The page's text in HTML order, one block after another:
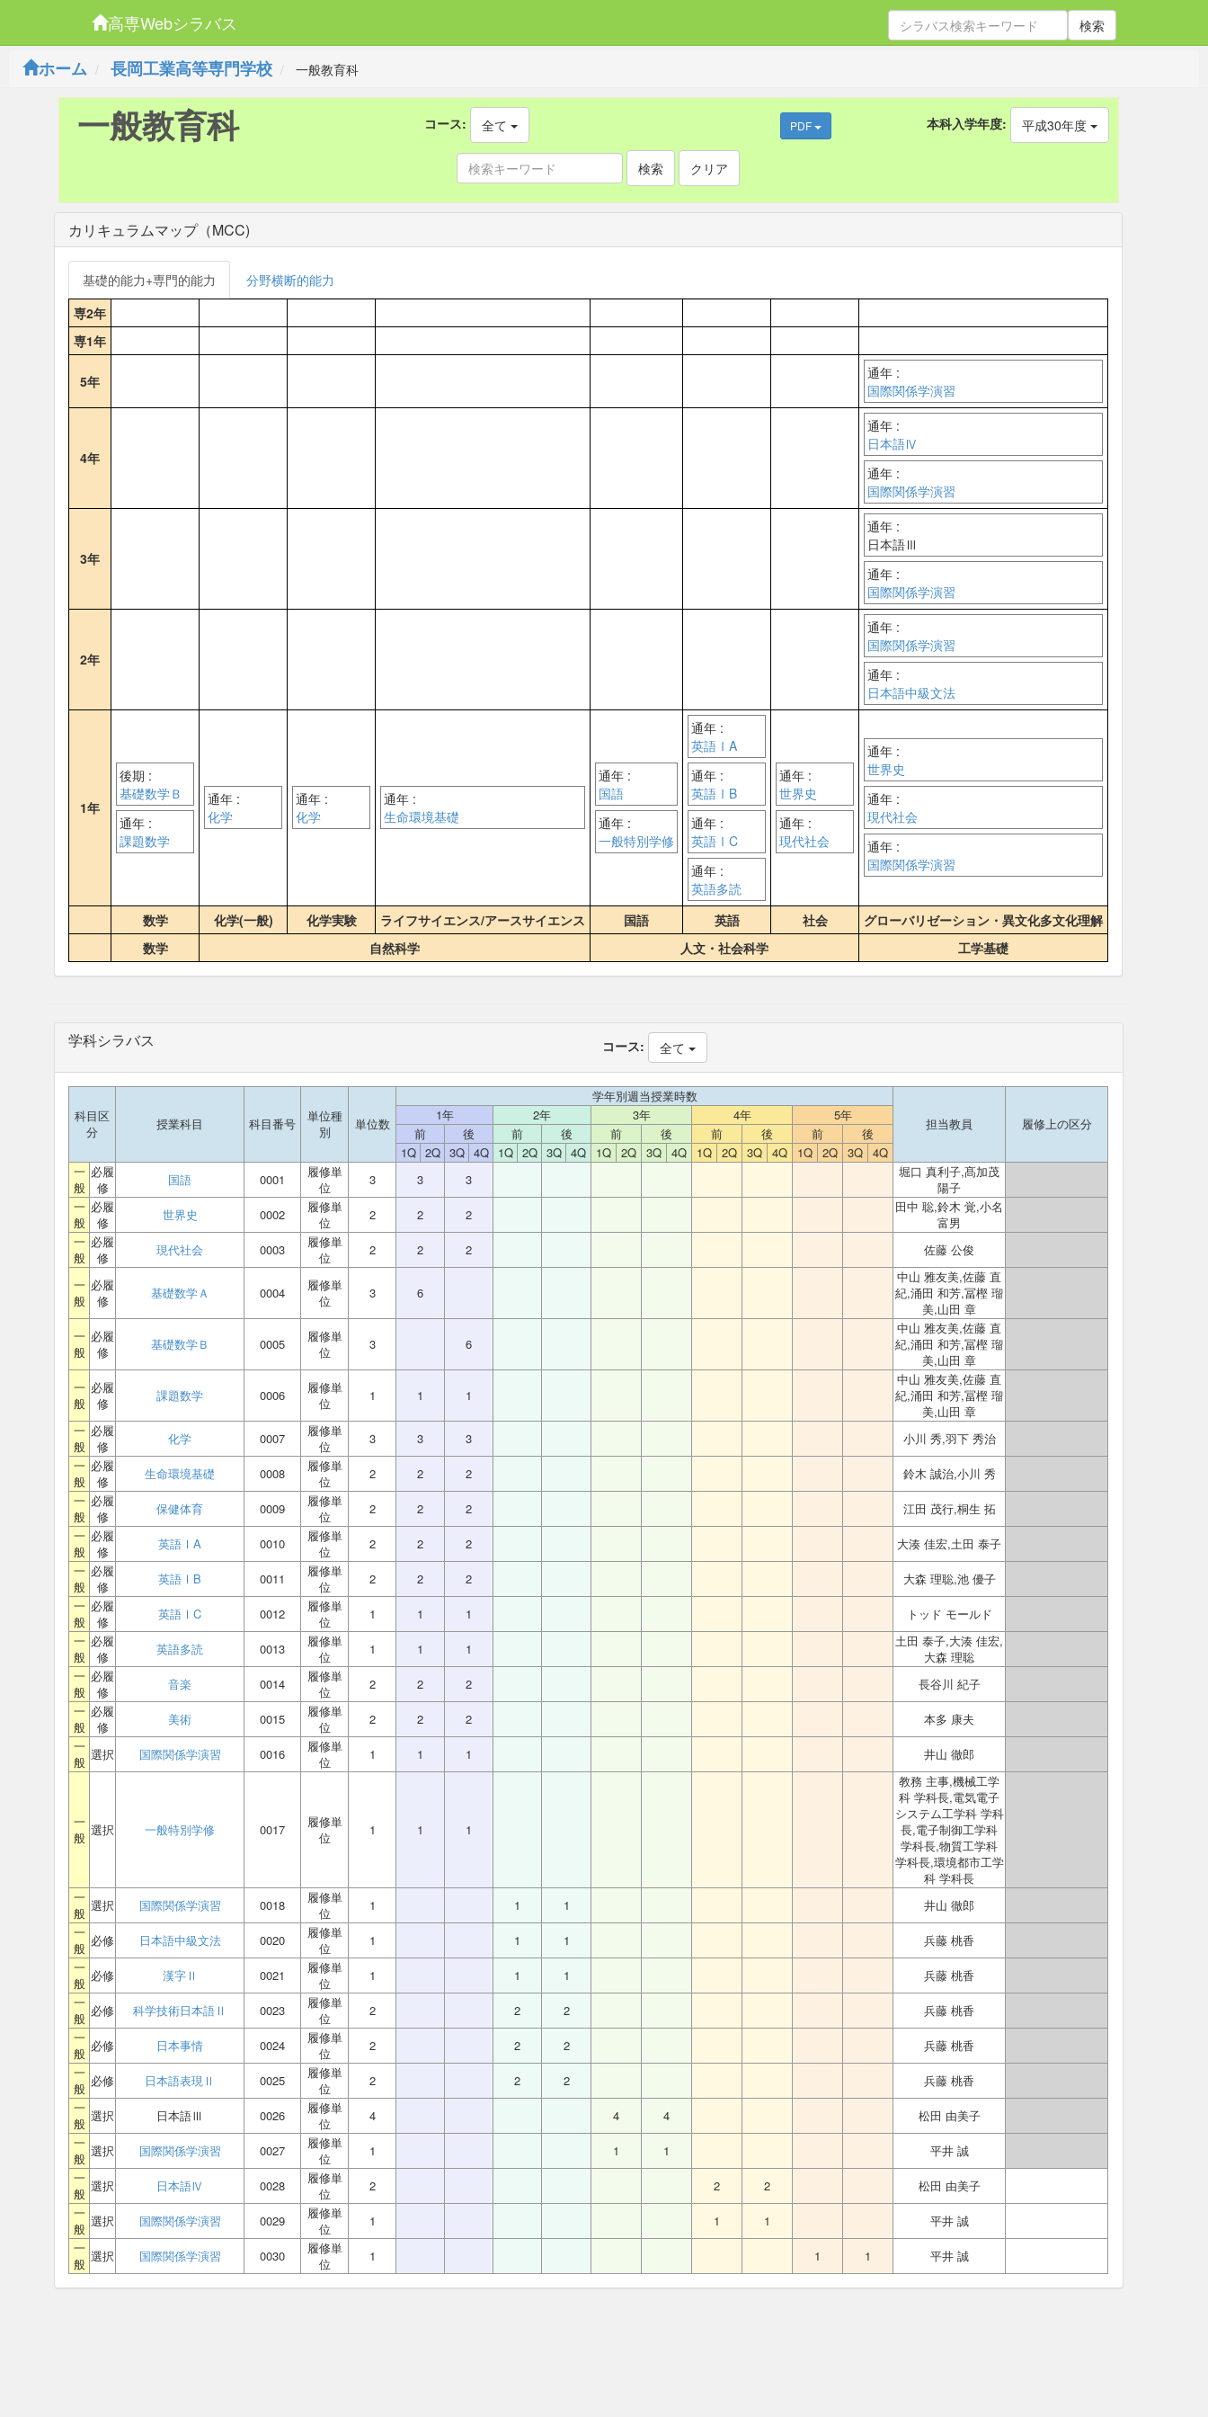
高専Webシラバス 検索
ホーム 長岡工業高等専門学校 一般教育科
一般教育科 コース: 全て
検索 クリア
PDF 本科入学年度: 平成30年度
カリキュラムマップ（MCC)
基礎的能力+専門的能力
分野横断的能力
専2年
専1年
5年
通年 :
国際関係学演習
4年
通年 :
日本語Ⅳ
通年 :
国際関係学演習
3年
通年 :
日本語Ⅲ
通年 :
国際関係学演習
2年
通年 :
国際関係学演習
通年 :
日本語中級文法
1年
後期 :
基礎数学Ｂ
通年 :
課題数学
通年 :
化学
通年 :
化学
通年 :
生命環境基礎
通年 :
国語
通年 :
一般特別学修
通年 :
英語ⅠA
通年 :
英語ⅠB
通年 :
英語ⅠC
通年 :
英語多読
通年 :
世界史
通年 :
現代社会
通年 :
世界史
通年 :
現代社会
通年 :
国際関係学演習
数学 化学(一般) 化学実験 ライフサイエンス/アースサイエンス 国語 英語 社会
グローバリゼーション・異文化多文化理解
数学
自然科学 人文・社会科学 工学基礎
学科シラバス コース: 全て
科目区
分
授業科目 科目番号
単位種
別
単位数
学年別週当授業時数
担当教員
履修上の区分
1年 2年 3年 4年
5年
前
後 前 後 前 後 前 後 前
後
1Q 2Q 3Q 4Q 1Q 2Q 3Q 4Q 1Q 2Q 3Q 4Q 1Q 2Q 3Q 4Q 1Q 2Q 3Q 4Q
一
般
必履
修
国語 0001
履修単
位
3 3 3
堀口 真利子,髙加茂
陽子
一
般
必履
修
世界史 0002
履修単
位
2 2 2
田中 聡,鈴木 覚,小名
富男
一
般
必履
修
現代社会 0003
履修単
位
2 2 2 佐藤 公俊
一
般
必履
修
基礎数学Ａ 0004
履修単
位
3 6
中山 雅友美,佐藤 直
紀,涌田 和芳,冨樫 瑠
美,山田 章
一
般
必履
修
基礎数学Ｂ 0005
履修単
位
3 6
中山 雅友美,佐藤 直
紀,涌田 和芳,冨樫 瑠
美,山田 章
一
般
必履
修
課題数学 0006
履修単
位
1 1 1
中山 雅友美,佐藤 直
紀,涌田 和芳,冨樫 瑠
美,山田 章
一
般
必履
修
化学 0007
履修単
位
3 3 3
小川 秀,羽下 秀治
一
般
必履
修
生命環境基礎 0008
履修単
位
2 2 2
鈴木 誠治,小川 秀
一
般
必履
修
保健体育 0009
履修単
位
2 2 2
江田 茂行,桐生 拓
一
般
必履
修
英語ⅠA 0010
履修単
位
2 2 2
大湊 佳宏,土田 泰子
一
般
必履
修
英語ⅠB 0011
履修単
位
2 2 2
大森 理聡,池 優子
一
般
必履
修
英語ⅠC 0012
履修単
位
1 1 1
トッド モールド
一
般
必履
修
英語多読 0013
履修単
位
1 1 1
土田 泰子,大湊 佳宏,
大森 理聡
一
般
必履
修
音楽 0014
履修単
位
2 2 2
長谷川 紀子
一
般
必履
修
美術 0015
履修単
位
2 2 2
本多 康夫
一
般 選択 国際関係学演習 0016
履修単
位
1 1 1 井山 徹郎
一
般 選択 一般特別学修 0017
履修単
位
1 1 1
教務 主事,機械工学
科 学科長,電気電子
システム工学科 学科
長,電子制御工学科
学科長,物質工学科
学科長,環境都市工学
科 学科長
一
般 選択 国際関係学演習 0018
履修単
位
1 1 1
井山 徹郎
一
般 必修 日本語中級文法 0020
履修単
位
1 1 1
兵藤 桃香
一
般 必修 漢字Ⅱ 0021
履修単
位
1 1 1
兵藤 桃香
一
般 必修 科学技術日本語Ⅱ 0023
履修単
位
2 2 2
兵藤 桃香
一
般 必修 日本事情 0024
履修単
位
2 2 2
兵藤 桃香
一
般 必修 日本語表現Ⅱ 0025
履修単
位
2 2 2
兵藤 桃香
一
般 選択 日本語Ⅲ 0026
履修単
位
4 4 4
松田 由美子
一
般 選択 国際関係学演習 0027
履修単
位
1 1 1
平井 誠
一
般 選択 日本語Ⅳ 0028
履修単
位
2 2 2
松田 由美子
一
般 選択 国際関係学演習 0029
履修単
位
1 1 1
平井 誠
一
般 選択 国際関係学演習 0030
履修単
位
1 1 1 平井 誠